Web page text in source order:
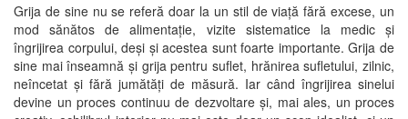
Grija de sine nu se referă doar la un stil de viață fără excese, un
mod sănătos de alimentație, vizite sistematice la medic și
îngrijirea corpului, deși și acestea sunt foarte importante. Grija de
sine mai înseamnă și grija pentru suflet, hrănirea sufletului, zilnic,
neîncetat și fără jumătăți de măsură. Iar când îngrijirea sinelui
devine un proces continuu de dezvoltare și, mai ales, un proces